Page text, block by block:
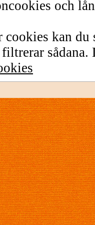
och
cookies kan
filtrerar